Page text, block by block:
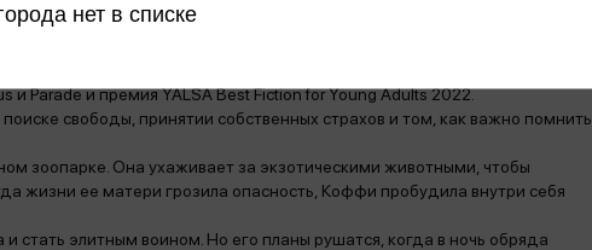
Parade и премия YALSA Best Fiction for Young Adults 2022.
свободы, принятии собственных страхов и том, как важно помнить
зоопарке. Она ухаживает за экзотическими животными, чтобы
жизни ее матери грозила опасность, Коффи пробудила внутри себя
стать элитным воином. Но его планы рушатся, когда в ночь обряда
нет в списке